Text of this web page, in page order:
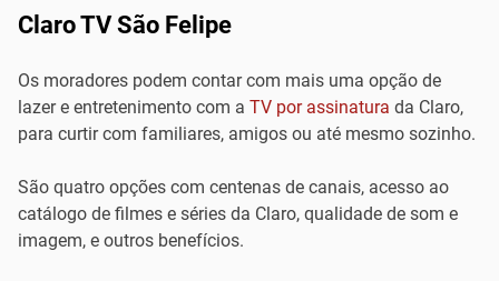
Claro TV São Felipe
Os moradores podem contar com mais uma opção de
lazer e entretenimento com a TV por assinatura da Claro,
para curtir com familiares, amigos ou até mesmo sozinho.
São quatro opções com centenas de canais, acesso ao
catálogo de filmes e séries da Claro, qualidade de som e
imagem, e outros benefícios.